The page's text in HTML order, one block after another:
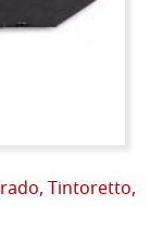
Tintoretto,